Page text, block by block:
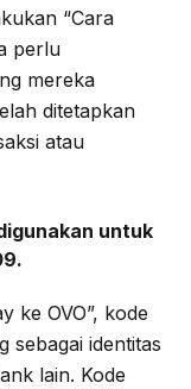
“Cara
perlu
mereka
ditetapkan
atau
untuk
ke OVO”, kode
sebagai identitas
lain. Kode